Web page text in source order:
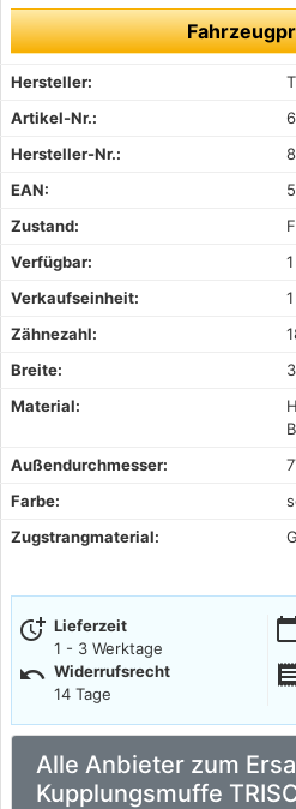
Hersteller:
Artikel-Nr.:
Hersteller-Nr.:
EAN:
Zustand:
Verfügbar:
Verkaufseinheit:
1
Zähnezahl:
Breite:
Material:
Außendurchmesser:
Farbe:
Zugstrangmaterial:
more_time Lieferzeit
1 - 3 Werktage
undo Widerrufsrecht
14 Tage
Alle Anbieter zum
Kupplungsmuffe